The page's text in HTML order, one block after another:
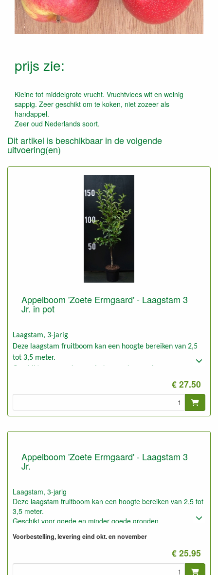
prijs zie:
Kleine tot middelgrote vrucht. Vruchtvlees wit en weinig
sappig. Zeer geschikt om te koken, niet zozeer als
handappel.
Zeer oud Nederlands soort.
Dit artikel is beschikbaar in de volgende
uitvoering(en)
Appelboom 'Zoete Ermgaard' - Laagstam 3
Jr. in pot
Laagstam, 3-jarig
Deze laagstam fruitboom kan een hoogte bereiken van 2,5
tot 3,5 meter.
€ 27.50
Appelboom 'Zoete Ermgaard' - Laagstam 3
Jr.
Laagstam, 3-jarig
Deze laagstam fruitboom kan een hoogte bereiken van 2,5 tot
3,5 meter.
Geschikt voor goede en minder goede gronden.
Voorbestelling, levering eind okt. en november
€ 25.95